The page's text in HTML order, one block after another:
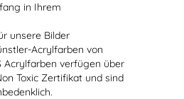
in Ihrem
unsere Bilder
Acrylfarben von
Acrylfarben verfügen über
Toxic Zertifikat und sind